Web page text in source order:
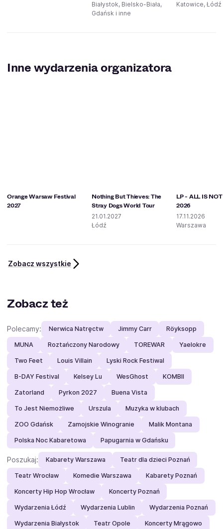
Białystok, Bielsko-Biała,
Gdańsk i inne
Katowice, Łódź
Inne wydarzenia organizatora
Orange Warsaw Festival
2027
Nothing But Thieves: The
Stray Dogs World Tour
21.01.2027
Łódź
LP - ALL IS
2026
17.11.2026
Warszawa
Zobacz wszystkie
Zobacz też
Polecamy: Nerwica Natręctw Jimmy Carr Röyksopp
MUNA Roztańczony Narodowy TOREWAR Yaelokre
Two Feet Louis Villain Lyski Rock Festiwal
B-DAY Festival Kelsey Lu WesGhost KOMBII
Zatorland Pyrkon 2027 Buena Vista
To Jest Niemożliwe Urszula Muzyka w klubach
ZOO Gdańsk Zamojskie Winogranie Malik Montana
Polska Noc Kabaretowa Papugarnia w Gdańsku
Poszukaj: Kabarety Warszawa Teatr dla dzieci Poznań
Teatr Wrocław Komedie Warszawa Kabarety Poznań
Koncerty Hip Hop Wrocław Koncerty Poznań
Wydarzenia Łódź Wydarzenia Lublin Wydarzenia Poznań
Wydarzenia Białystok Teatr Opole Koncerty Mrągowo